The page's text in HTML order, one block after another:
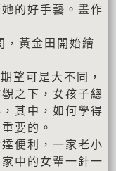
的好手藝。畫作
，黃金田開始繪
望可是大不同，
之下，女孩子總
其中，如何學得
要的。
便利，一家老小
中的女輩一針一